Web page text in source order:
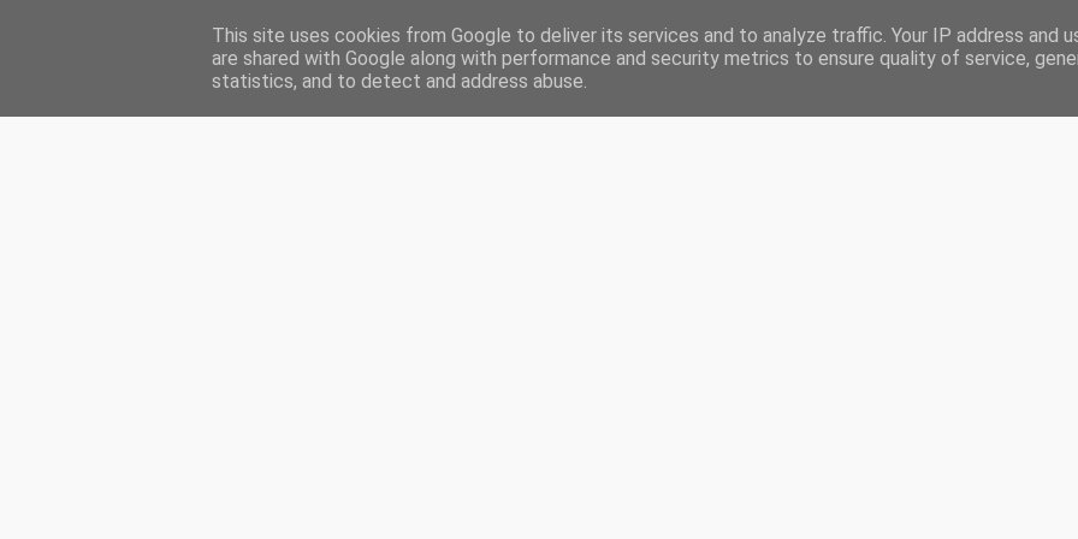
ENGLISH MA PRÉSENTATION INDEX CHRONIQUES LIVRES LUS EN 2020 CHALLENGES PARTENARIATS
This site uses cookies from Google to deliver its services and to analyze traffic. Your IP address and
are shared with Google along with performance and security metrics to ensure quality of service,
statistics, and to detect and address abuse.